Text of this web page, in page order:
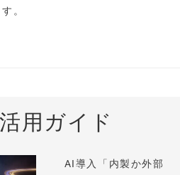
。
用ガイド
AI導入「内製か外部